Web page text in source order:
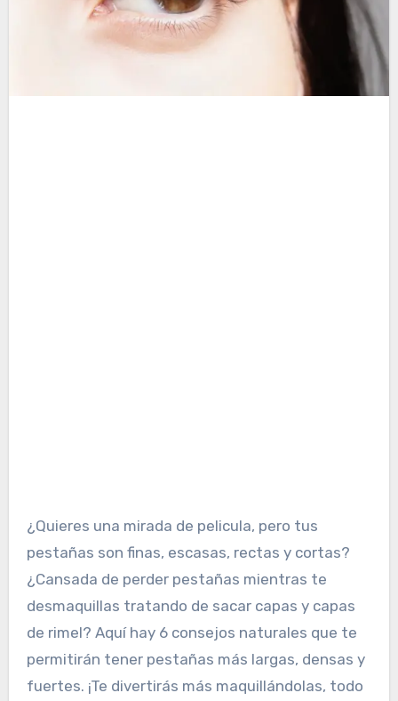
¿Quieres una mirada de pelicula, pero tus
pestañas son finas, escasas, rectas y cortas?
¿Cansada de perder pestañas mientras te
desmaquillas tratando de sacar capas y capas
de rimel? Aquí hay 6 consejos naturales que te
permitirán tener pestañas más largas, densas y
fuertes. ¡Te divertirás más maquillándolas, todo